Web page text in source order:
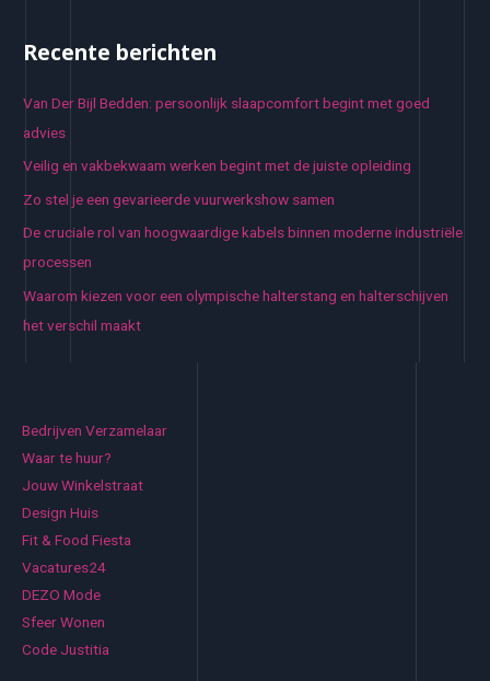
Recente berichten
Van Der Bijl Bedden: persoonlijk slaapcomfort begint met goed
advies
Veilig en vakbekwaam werken begint met de juiste opleiding
Zo stel je een gevarieerde vuurwerkshow samen
De cruciale rol van hoogwaardige kabels binnen moderne industriële
processen
Waarom kiezen voor een olympische halterstang en halterschijven
het verschil maakt
Bedrijven Verzamelaar
Waar te huur?
Jouw Winkelstraat
Design Huis
Fit & Food Fiesta
Vacatures24
DEZO Mode
Sfeer Wonen
Code Justitia